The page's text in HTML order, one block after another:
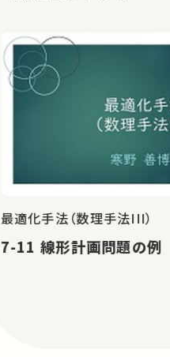
最適化手法（数理手法III）
7-11 線形計画問題の例